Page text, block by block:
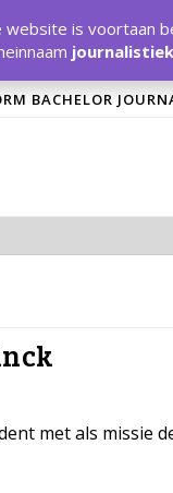
BACHELOR
met als missie
is voortaan